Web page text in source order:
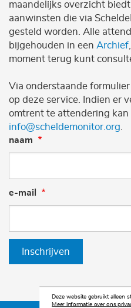
maandelijks overzicht
aanwinsten die via
gesteld worden. Alle
bijgehouden in een Archief
moment terug kunt
Via onderstaande
op deze service. Indien er
omtrent te attendering
info@scheldemonitor.org
naam
e-mail
Inschrijven
Deze website gebruikt alleen
Meer informatie over ons